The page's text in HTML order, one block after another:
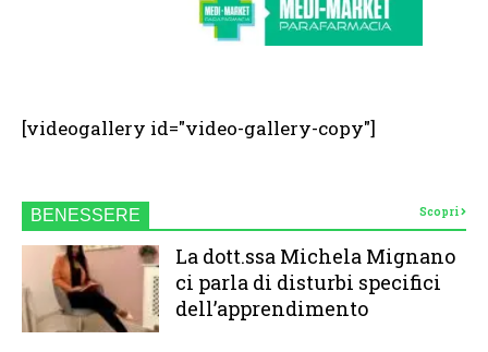
[videogallery id="video-gallery-copy"]
BENESSERE Scopri
La dott.ssa Michela Mignano
ci parla di disturbi specifici
dell’apprendimento